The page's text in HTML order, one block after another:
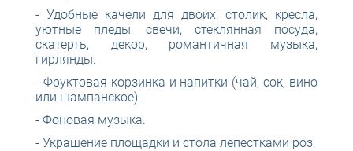
- Удобные качели для двоих, столик, кресла,
уютные пледы, свечи, стеклянная посуда,
скатерть, декор, романтичная музыка,
гирлянды.
- Фруктовая корзинка и напитки (чай, сок, вино
или шампанское).
- Фоновая музыка.
- Украшение площадки и стола лепестками роз.